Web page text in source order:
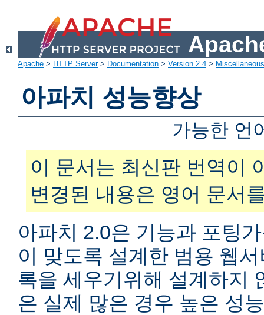
Apache > HTTP Server> Documentation > Version 2.4 >
아파치 성능향상
가능한 언
이 문서는 최신판 번역이
변경된 내용은 영어 문서
아파치 2.0은 기능과 포팅
이 맞도록 설계한 범용 웹
록을 세우기위해 설계하지
은 실제 많은 경우 높은 성